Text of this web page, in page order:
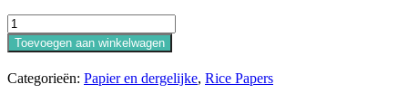
€ 5,90.€ 4,95.
Rice
paper
Gans
aantal
Toevoegen aan winkelwagen
Categorieën: Papier en dergelijke, Rice Papers